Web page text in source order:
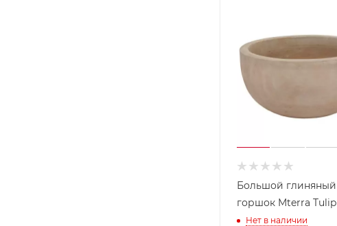
Большой глиняный
горшок Mterra Tulip
Нет в наличии